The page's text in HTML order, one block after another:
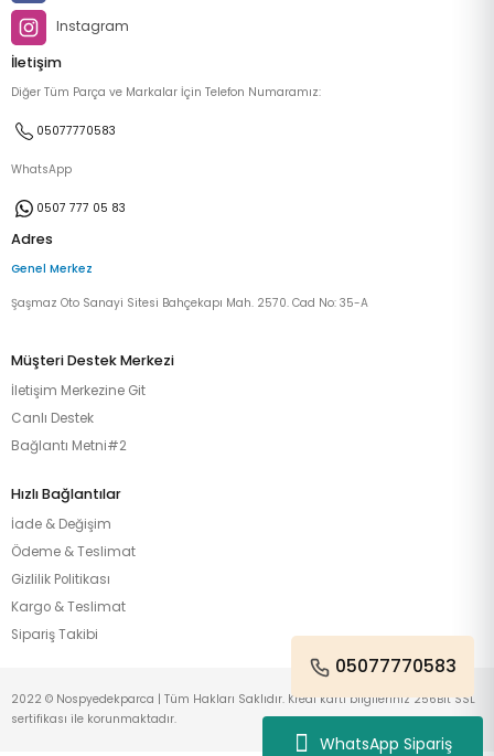
WhatsApp Sipariş
Instagram
İletişim
Diğer Tüm Parça ve Markalar İçin Telefon Numaramız:
05077770583
WhatsApp
0507 777 05 83
Adres
Genel Merkez
Şaşmaz Oto Sanayi Sitesi Bahçekapı Mah. 2570. Cad No: 35-A
Müşteri Destek Merkezi
İletişim Merkezine Git
Canlı Destek
Bağlantı Metni#2
Hızlı Bağlantılar
İade & Değişim
Ödeme & Teslimat
Gizlilik Politikası
Kargo & Teslimat
Sipariş Takibi
05077770583
2022 © Nospyedekparca | Tüm Hakları Saklıdır. Kredi kartı bilgileriniz 256Bit SSL
sertifikası ile korunmaktadır.